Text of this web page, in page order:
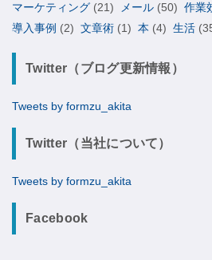
マーケティング (21) メール (50) 作業
導入事例 (2) 文章術 (1) 本 (4) 生活
Twitter（ブログ更新情報）
Tweets by formzu_akita
Twitter（当社について）
Tweets by formzu_akita
Facebook